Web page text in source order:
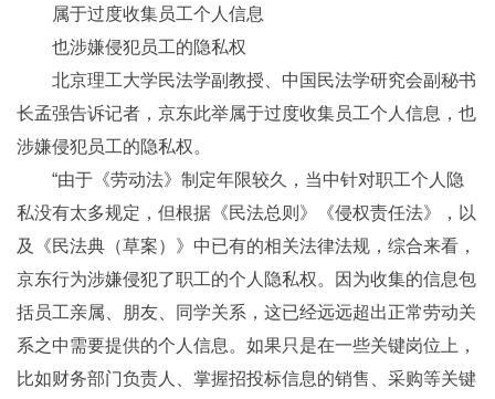
属于过度收集员工个人信息
也涉嫌侵犯员工的隐私权
北京理工大学民法学副教授、中国民法学研究会副秘书
长孟强告诉记者，京东此举属于过度收集员工个人信息，也
涉嫌侵犯员工的隐私权。
“由于《劳动法》制定年限较久，当中针对职工个人隐
私没有太多规定，但根据《民法总则》《侵权责任法》，以
及《民法典（草案）》中已有的相关法律法规，综合来看，
京东行为涉嫌侵犯了职工的个人隐私权。因为收集的信息包
括员工亲属、朋友、同学关系，这已经远远超出正常劳动关
系之中需要提供的个人信息。如果只是在一些关键岗位上，
比如财务部门负责人、掌握招投标信息的销售、采购等关键